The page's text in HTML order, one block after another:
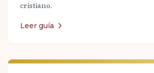
cristiano.
Leer guía